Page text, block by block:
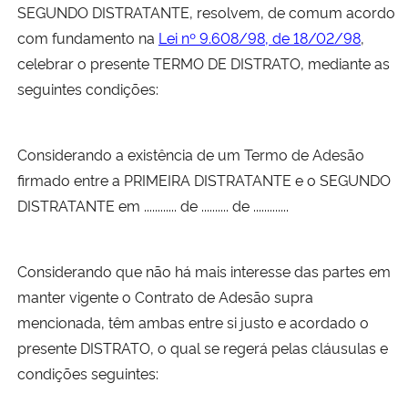
SEGUNDO DISTRATANTE, resolvem, de comum acordo
com fundamento na Lei nº 9.608/98, de 18/02/98,
celebrar o presente TERMO DE DISTRATO, mediante as
seguintes condições:
Considerando a existência de um Termo de Adesão
firmado entre a PRIMEIRA DISTRATANTE e o SEGUNDO
DISTRATANTE em ............ de .......... de .............
Considerando que não há mais interesse das partes em
manter vigente o Contrato de Adesão supra
mencionada, têm ambas entre si justo e acordado o
presente DISTRATO, o qual se regerá pelas cláusulas e
condições seguintes: